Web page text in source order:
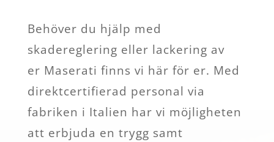
Behöver du hjälp med
skadereglering eller lackering av
er Maserati finns vi här för er. Med
direktcertifierad personal via
fabriken i Italien har vi möjligheten
att erbjuda en trygg samt